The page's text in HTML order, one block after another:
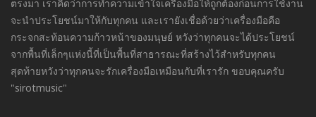
ตรงมา เราคิดว่าการทำความเข้าใจเครื่องมือให้ถูกต้องก่อนการใช้งาน
จะนำประโยชน์มาให้กับทุกคน และเรายังเชื่อด้วยว่าเครื่องมือคือ
กระจกสะท้อนความก้าวหน้าของมนุษย์ หวังว่าทุกคนจะได้ประโยชน์
จากพื้นที่เล็กๆแห่งนี้ที่เป็นพื้นที่สาธารณะที่สร้างไว้สำหรับทุกคน
สุดท้ายหวังว่าทุกคนจะรักเครื่องมือเหมือนกับที่เรารัก ขอบคุณครับ
"sirotmusic"